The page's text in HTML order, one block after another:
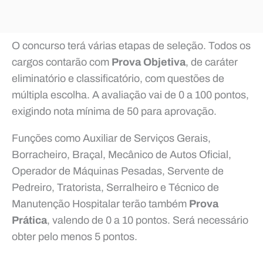
O concurso terá várias etapas de seleção. Todos os
cargos contarão com Prova Objetiva, de caráter
eliminatório e classificatório, com questões de
múltipla escolha. A avaliação vai de 0 a 100 pontos,
exigindo nota mínima de 50 para aprovação.
Funções como Auxiliar de Serviços Gerais,
Borracheiro, Braçal, Mecânico de Autos Oficial,
Operador de Máquinas Pesadas, Servente de
Pedreiro, Tratorista, Serralheiro e Técnico de
Manutenção Hospitalar terão também Prova
Prática, valendo de 0 a 10 pontos. Será necessário
obter pelo menos 5 pontos.